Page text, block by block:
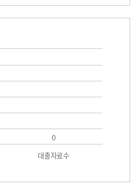
대출자료수
0